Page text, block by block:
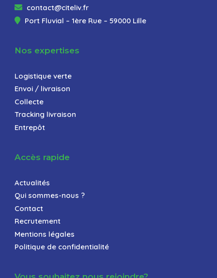
contact@citeliv.fr
Port Fluvial – 1ère Rue – 59000 Lille
Nos expertises
Logistique verte
Envoi / livraison
Collecte
Tracking livraison
Entrepôt
Accès rapide
Actualités
Qui sommes-nous ?
Contact
Recrutement
Mentions légales
Politique de confidentialité